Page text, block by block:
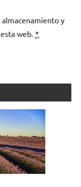
y
web. *